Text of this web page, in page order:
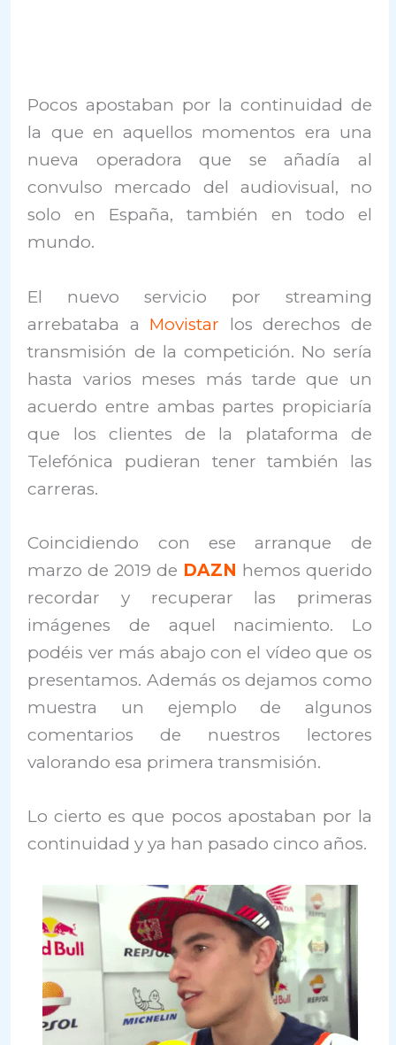
Pocos apostaban por la continuidad de
la que en aquellos momentos era una
nueva operadora que se añadía al
convulso mercado del audiovisual, no
solo en España, también en todo el
mundo.
El nuevo servicio por streaming
arrebataba a Movistar los derechos de
transmisión de la competición. No sería
hasta varios meses más tarde que un
acuerdo entre ambas partes propiciaría
que los clientes de la plataforma de
Telefónica pudieran tener también las
carreras.
Coincidiendo con ese arranque de
marzo de 2019 de DAZN hemos querido
recordar y recuperar las primeras
imágenes de aquel nacimiento. Lo
podéis ver más abajo con el vídeo que os
presentamos. Además os dejamos como
muestra un ejemplo de algunos
comentarios de nuestros lectores
valorando esa primera transmisión.
Lo cierto es que pocos apostaban por la
continuidad y ya han pasado cinco años.